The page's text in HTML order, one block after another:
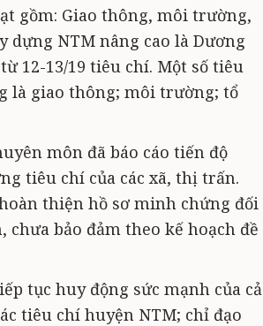
gồm: Giao thông, môi trường,
dựng NTM nâng cao là Dương
12-13/19 tiêu chí. Một số tiêu
là giao thông; môi trường; tổ
môn đã báo cáo tiến độ
tiêu chí của các xã, thị trấn.
thiện hồ sơ minh chứng đối
bảo đảm theo kế hoạch đề
tục huy động sức mạnh của cả
tiêu chí huyện NTM; chỉ đạo